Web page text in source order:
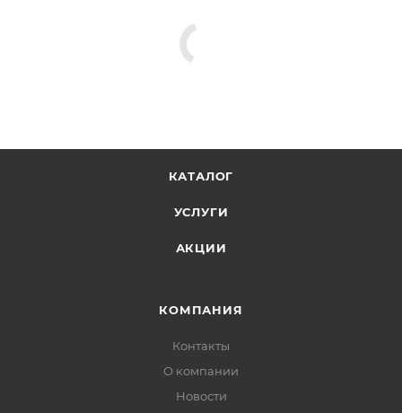
КАТАЛОГ
УСЛУГИ
АКЦИИ
КОМПАНИЯ
Контакты
О компании
Новости